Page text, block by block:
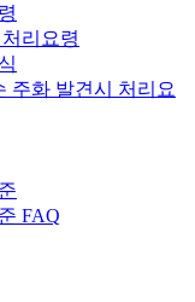
리요령
주화 발견시 처리요
FAQ